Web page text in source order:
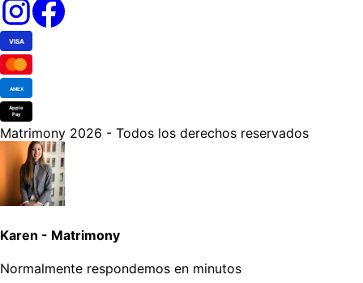
VISA
AMEX
Apple
Pay
Matrimony 2026 - Todos los derechos reservados
Karen - Matrimony
Normalmente respondemos en minutos